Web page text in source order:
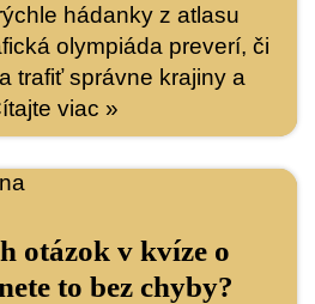
hádanky z atlasu
olympiáda preverí, či
trafiť správne krajiny a
viac »
otázok v kvíze o
to bez chyby?